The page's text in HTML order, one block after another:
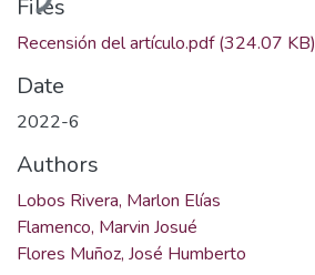
Files
Recensión del artículo.pdf(324.07 KB)
Date
2022-6
Authors
Lobos Rivera, Marlon Elías
Flamenco, Marvin Josué
Flores Muñoz, José Humberto